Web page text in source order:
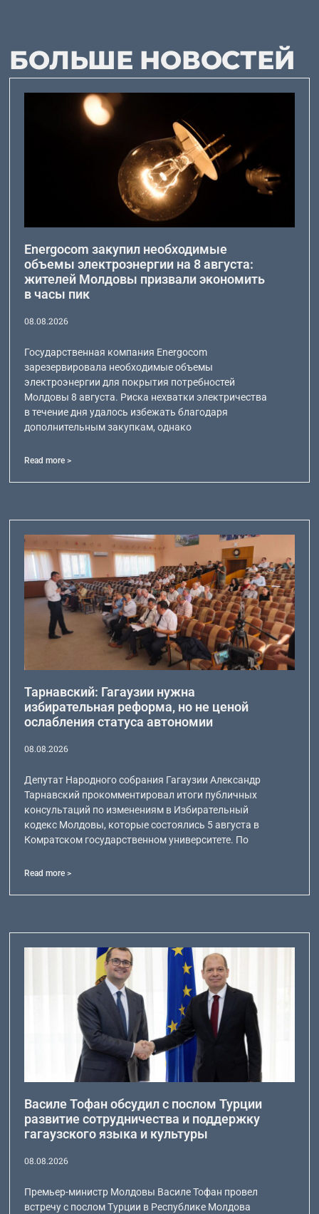
БОЛЬШЕ НОВОСТЕЙ
Energocom закупил необходимые
объемы электроэнергии на 8 августа:
жителей Молдовы призвали экономить
в часы пик
08.08.2026
Государственная компания Energocom
зарезервировала необходимые объемы
электроэнергии для покрытия потребностей
Молдовы 8 августа. Риска нехватки электричества
в течение дня удалось избежать благодаря
дополнительным закупкам, однако
Read more >
Тарнавский: Гагаузии нужна
избирательная реформа, но не ценой
ослабления статуса автономии
08.08.2026
Депутат Народного собрания Гагаузии Александр
Тарнавский прокомментировал итоги публичных
консультаций по изменениям в Избирательный
кодекс Молдовы, которые состоялись 5 августа в
Комратском государственном университете. По
Read more >
Василе Тофан обсудил с послом Турции
развитие сотрудничества и поддержку
гагаузского языка и культуры
08.08.2026
Премьер-министр Молдовы Василе Тофан провел
встречу с послом Турции в Республике Молдова